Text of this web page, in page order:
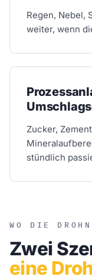
Regen, Nebel,
weiter, wenn
Zucker,
stündlich
WO DIE
Zwei
eine